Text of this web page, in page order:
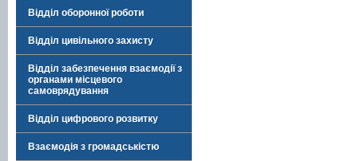
Відділ оборонної роботи
Відділ цивільного захисту
Відділ забезпечення взаємодії з
органами місцевого
самоврядування
Відділ цифрового розвитку
Взаємодія з громадськістю